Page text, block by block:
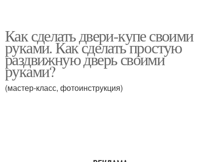
Как сделать двери-купе своими
руками. Как сделать простую
раздвижную дверь своими
руками?
(мастер-класс, фотоинструкция)